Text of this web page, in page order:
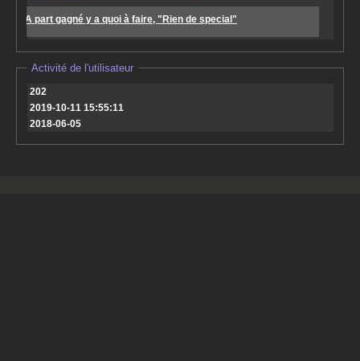
A part gagné y a quoi à faire, "Rien de special"
Activité de l'utilisateur
202
2019-10-11 15:55:11
2018-06-05